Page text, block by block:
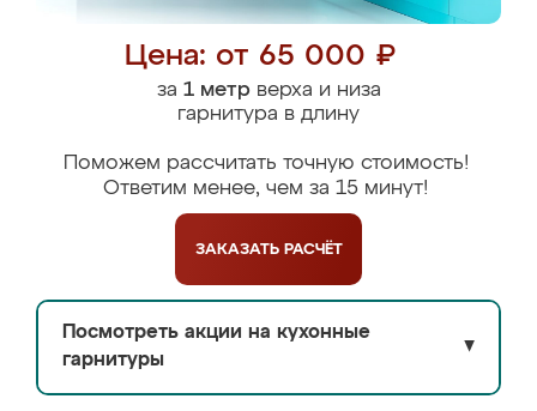
Цена: от 65 000 ₽
за 1 метрверха и низа
гарнитура в длину
Поможем рассчитать точную стоимость!
Ответим менее, чем за 15 минут!
ЗАКАЗАТЬ РАСЧЁТ
Посмотреть акции на кухонные
гарнитуры
▼